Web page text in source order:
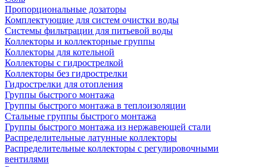
Пропорциональные дозаторы
Комплектующие для систем очистки воды
Системы фильтрации для питьевой воды
Коллекторы и коллекторные группы
Коллекторы для котельной
Коллекторы с гидрострелкой
Коллекторы без гидрострелки
Гидрострелки для отопления
Группы быстрого монтажа
Группы быстрого монтажа в теплоизоляции
Стальные группы быстрого монтажа
Группы быстрого монтажа из нержавеющей стали
Распределительные латунные коллекторы
Распределительные коллекторы с регулировочными
вентилями